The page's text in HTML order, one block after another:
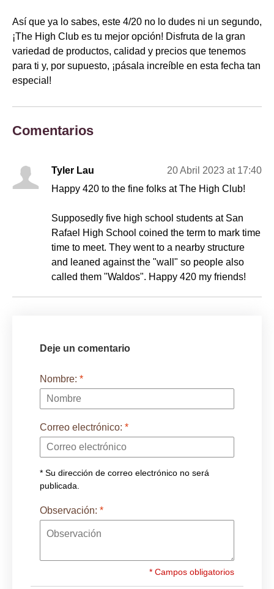
Así que ya lo sabes, este 4/20 no lo dudes ni un segundo,
¡The High Club es tu mejor opción! Disfruta de la gran
variedad de productos, calidad y precios que tenemos
para ti y, por supuesto, ¡pásala increíble en esta fecha tan
especial!
Comentarios
Tyler Lau
20 Abril 2023 at 17:40
Happy 420 to the fine folks at The High Club!
Supposedly five high school students at San
Rafael High School coined the term to mark time
time to meet. They went to a nearby structure
and leaned against the "wall" so people also
called them "Waldos". Happy 420 my friends!
Deje un comentario
Nombre: *
Correo electrónico: *
* Su dirección de correo electrónico no será
publicada.
Observación: *
* Campos obligatorios